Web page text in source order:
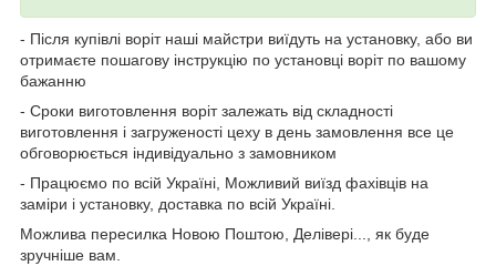
- Після купівлі воріт наші майстри виїдуть на установку, або ви
отримаєте пошагову інструкцію по установці воріт по вашому
бажанню
- Сроки виготовлення воріт залежать від складності
виготовлення і загруженості цеху в день замовлення все це
обговорюється індивідуально з замовником
- Працюємо по всій Україні, Можливий виїзд фахівців на
заміри і установку, доставка по всій Україні.
Можлива пересилка Новою Поштою, Делівері..., як буде
зручніше вам.